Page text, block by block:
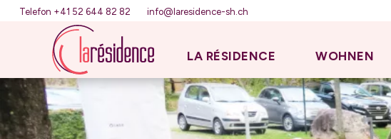
Telefon +41 52 644 82 82 info@laresidence-sh.ch
LA RÉSIDENCE WOHNEN